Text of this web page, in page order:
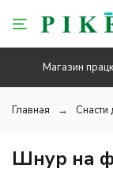
Магазин
Главная
Шнур на